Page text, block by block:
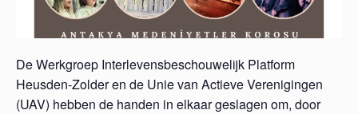
De Werkgroep Interlevensbeschouwelijk Platform
Heusden-Zolder en de Unie van Actieve Verenigingen
(UAV) hebben de handen in elkaar geslagen om, door